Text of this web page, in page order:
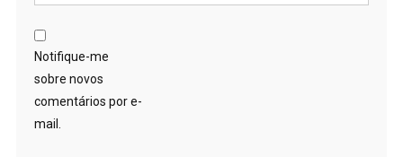
Notifique-me
sobre novos
comentários por e-
mail.